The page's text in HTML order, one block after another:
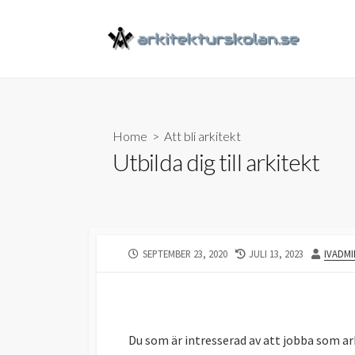
Home > Att bli arkitekt
Utbilda dig till arkitekt
PUBLISHED
SEPTEMBER 23, 2020
LAST
JULI 13, 2023
Du som är intresserad av att jobba som